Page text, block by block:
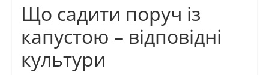
Що садити поруч із
капустою – відповідні
культури